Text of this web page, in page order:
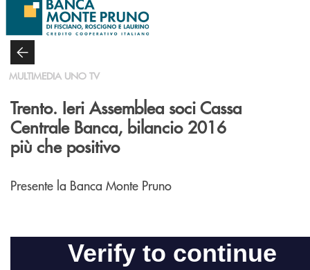
Salta al contenuto principale
MULTIMEDIA UNO TV
Trento. Ieri Assemblea soci Cassa
Centrale Banca, bilancio 2016
più che positivo
Presente la Banca Monte Pruno